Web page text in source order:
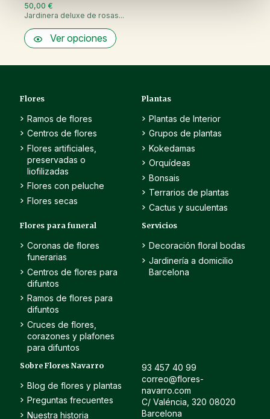
50,00 €
Jardinera deluxe de rosas...
Ver opciones
Flores
Ramos de flores
Centros de flores
Flores artificiales,
preservadas o
liofilizadas
Flores con peluche
Flores secas
Plantas
Plantas de Interior
Grupos de plantas
Kokedamas
Orquídeas
Bonsais
Terrarios de plantas
Cactus y suculentas
Flores para funeral
Coronas de flores
funerarias
Centros de flores para
difuntos
Ramos de flores para
difuntos
Cruces de flores,
corazones y plafones
para difuntos
Servicios
Decoración floral bodas
Jardinería a domicilio
Barcelona
Sobre Flores Navarro
Blog de flores y plantas
Preguntas frecuentes
Nuestra historia
93 457 40 99
correo@flores-
navarro.com
C/ Valéncia, 320 08020
Barcelona